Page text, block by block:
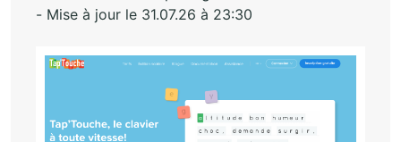
- Mise à jour le 31.07.26 à 23:30